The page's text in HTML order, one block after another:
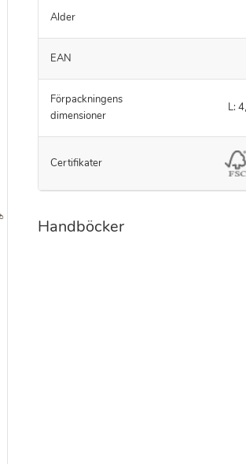
Alder
EAN
Förpackningens
dimensioner
L:
Certifikater
Handböcker